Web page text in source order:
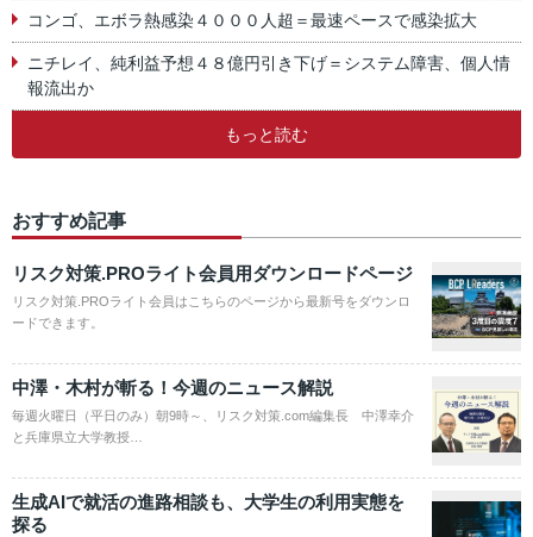
コンゴ、エボラ熱感染４０００人超＝最速ペースで感染拡大
ニチレイ、純利益予想４８億円引き下げ＝システム障害、個人情
報流出か
もっと読む
おすすめ記事
リスク対策.PROライト会員用ダウンロードページ
リスク対策.PROライト会員はこちらのページから最新号をダウンロ
ードできます。
中澤・木村が斬る！今週のニュース解説
毎週火曜日（平日のみ）朝9時～、リスク対策.com編集長 中澤幸介
と兵庫県立大学教授…
生成AIで就活の進路相談も、大学生の利用実態を
探る